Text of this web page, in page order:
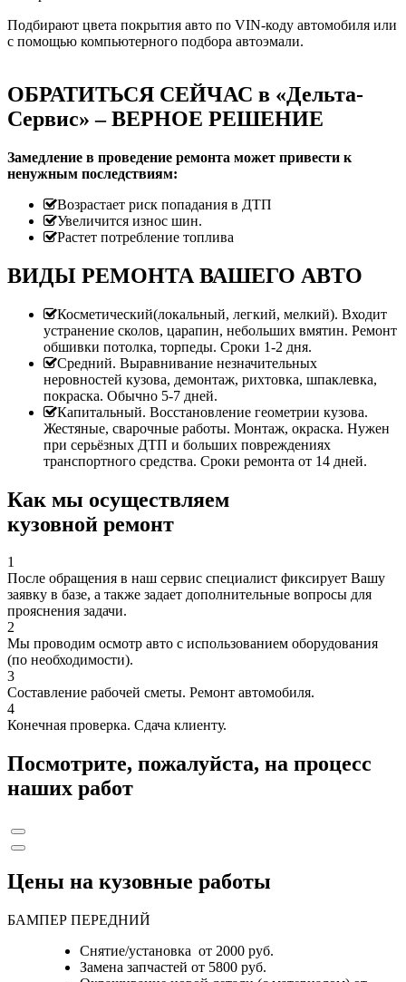
Подбирают цвета покрытия авто по VIN-коду автомобиля или
с помощью компьютерного подбора автоэмали.
ОБРАТИТЬСЯ СЕЙЧАС в «Дельта-
Сервис» – ВЕРНОЕ РЕШЕНИЕ
Замедление в проведение ремонта может привести к
ненужным последствиям:
Возрастает риск попадания в ДТП
Увеличится износ шин.
Растет потребление топлива
ВИДЫ РЕМОНТА ВАШЕГО АВТО
Косметический(локальный, легкий, мелкий). Входит
устранение сколов, царапин, небольших вмятин. Ремонт
обшивки потолка, торпеды. Сроки 1-2 дня.
Средний. Выравнивание незначительных
неровностей кузова, демонтаж, рихтовка, шпаклевка,
покраска. Обычно 5-7 дней.
Капитальный. Восстановление геометрии кузова.
Жестяные, сварочные работы. Монтаж, окраска. Нужен
при серьёзных ДТП и больших повреждениях
транспортного средства. Сроки ремонта от 14 дней.
Как мы осуществляем
кузовной ремонт
1
После обращения в наш сервис специалист фиксирует Вашу
заявку в базе, а также задает дополнительные вопросы для
прояснения задачи.
2
Мы проводим осмотр авто с использованием оборудования
(по необходимости).
3
Составление рабочей сметы. Ремонт автомобиля.
4
Конечная проверка. Сдача клиенту.
Посмотрите, пожалуйста, на процесс
наших работ
Цены на кузовные работы
БАМПЕР ПЕРЕДНИЙ
Снятие/установка от 2000 руб.
Замена запчастей от 5800 руб.